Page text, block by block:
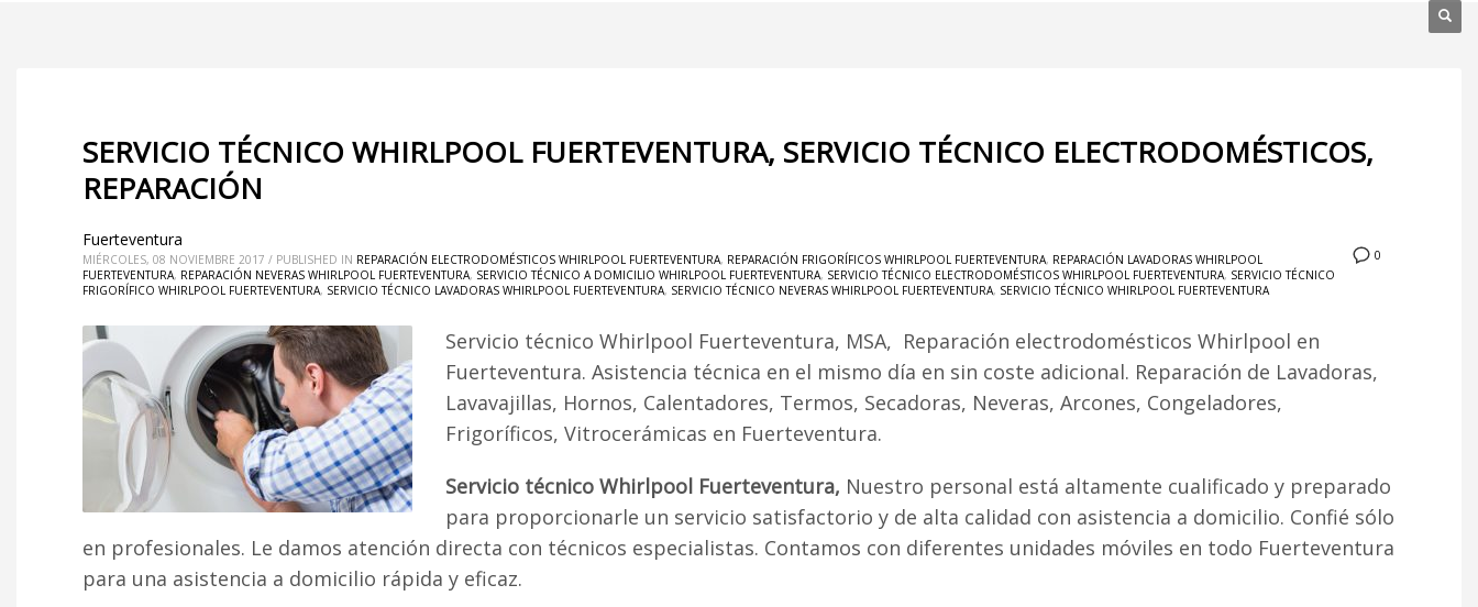
SERVICIO TÉCNICO WHIRLPOOL FUERTEVENTURA, SERVICIO TÉCNICO ELECTRODOMÉSTICOS,
REPARACIÓN
0
Fuerteventura
MIÉRCOLES, 08 NOVIEMBRE 2017 / PUBLISHED IN REPARACIÓN ELECTRODOMÉSTICOS WHIRLPOOL FUERTEVENTURA, REPARACIÓN FRIGORÍFICOS WHIRLPOOL FUERTEVENTURA, REPARACIÓN LAVADORAS WHIRLPOOL
FUERTEVENTURA, REPARACIÓN NEVERAS WHIRLPOOL FUERTEVENTURA, SERVICIO TÉCNICO A DOMICILIO WHIRLPOOL FUERTEVENTURA, SERVICIO TÉCNICO ELECTRODOMÉSTICOS WHIRLPOOL FUERTEVENTURA, SERVICIO TÉCNICO
FRIGORÍFICO WHIRLPOOL FUERTEVENTURA, SERVICIO TÉCNICO LAVADORAS WHIRLPOOL FUERTEVENTURA, SERVICIO TÉCNICO NEVERAS WHIRLPOOL FUERTEVENTURA, SERVICIO TÉCNICO WHIRLPOOL FUERTEVENTURA
Servicio técnico Whirlpool Fuerteventura, MSA, Reparación electrodomésticos Whirlpool en
Fuerteventura. Asistencia técnica en el mismo día en sin coste adicional. Reparación de Lavadoras,
Lavavajillas, Hornos, Calentadores, Termos, Secadoras, Neveras, Arcones, Congeladores,
Frigoríficos, Vitrocerámicas en Fuerteventura.
Servicio técnico Whirlpool Fuerteventura, Nuestro personal está altamente cualificado y preparado
para proporcionarle un servicio satisfactorio y de alta calidad con asistencia a domicilio. Confié sólo
en profesionales. Le damos atención directa con técnicos especialistas. Contamos con diferentes unidades móviles en todo Fuerteventura
para una asistencia a domicilio rápida y eficaz.